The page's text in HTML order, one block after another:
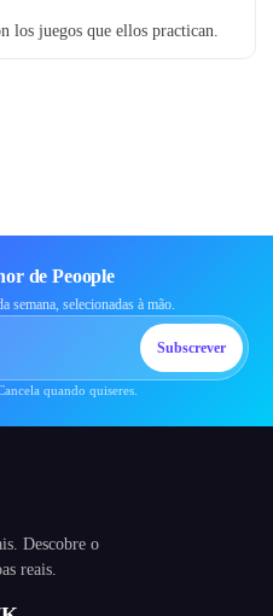
los juegos que ellos practican.
de Peoople
semana, selecionadas à mão.
Subscrever
quando quiseres.
Descobre o
reais.